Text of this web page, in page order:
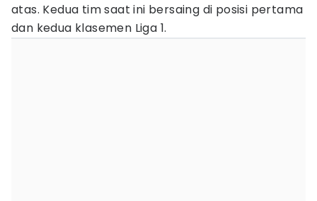
atas. Kedua tim saat ini bersaing di posisi pertama
dan kedua klasemen Liga 1.